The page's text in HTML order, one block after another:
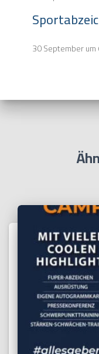
30 September um